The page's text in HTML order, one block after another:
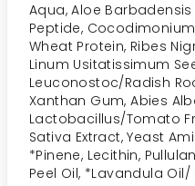
Aqua, Aloe
Peptide,
Wheat Protein, Ribes
Linum Usitatissimum
Leuconostoc/Radish
Xanthan Gum, Abies
Lactobacillus/Tomato
Sativa Extract, Yeast
*Pinene, Lecithin,
Peel Oil, *Lavandula Oil/